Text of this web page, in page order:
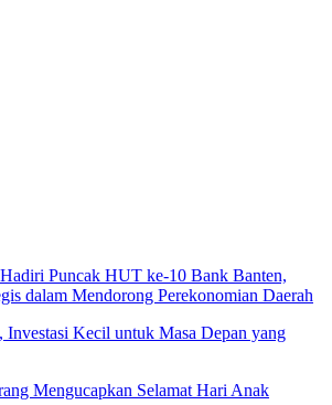
Puncak HUT ke-10 Bank Banten,
dalam Mendorong Perekonomian Daerah
Investasi Kecil untuk Masa Depan yang
Mengucapkan Selamat Hari Anak